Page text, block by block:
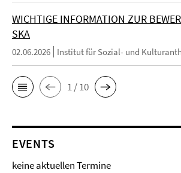
WICHTIGE INFORMATION ZUR
SKA
02.06.2026 Institut für Sozial- und
1 / 10
EVENTS
keine aktuellen Termine